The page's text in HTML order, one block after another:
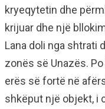
kryeqytetin dhe
krijuar dhe një
Lana doli nga shtrati
zonës së Unazës.
erës së fortë në
shkëput një objekt, i